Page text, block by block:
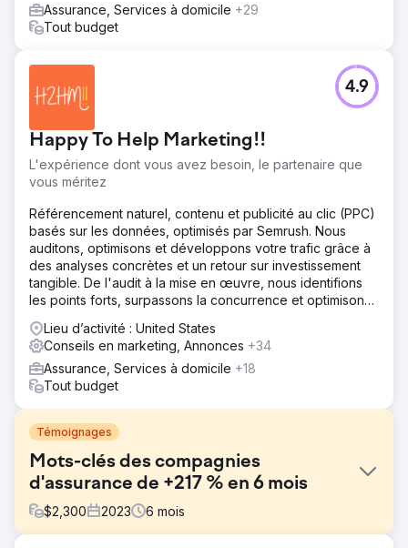
Assurance, Services à domicile +29
Tout budget
Happy To Help Marketing!!
L'expérience dont vous avez besoin, le partenaire que
vous méritez
4.9
Référencement naturel, contenu et publicité au clic (PPC)
basés sur les données, optimisés par Semrush. Nous
auditons, optimisons et développons votre trafic grâce à
des analyses concrètes et un retour sur investissement
tangible. De l'audit à la mise en œuvre, nous identifions
les points forts, surpassons la concurrence et optimisons
PPC.Lieu d’activité : United States
Conseils en marketing, Annonces +34
Assurance, Services à domicile +18
Tout budget
Témoignages
Mots-clés des compagnies
d'assurance de +217 % en 6 mois
$2,300 2023 6 mois